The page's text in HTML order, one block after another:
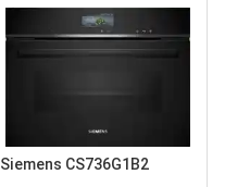
Siemens CS736G1B2